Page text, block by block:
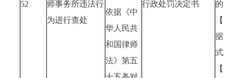
52
师事务所违法行
为进行查处
依据《中
华人民共
和国律师
法》第五
行政处罚决定书
的
据
式